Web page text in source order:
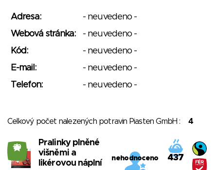
Adresa:
- neuvedeno -
Webová stránka:
- neuvedeno -
Kód:
- neuvedeno -
E-mail:
- neuvedeno -
Telefon:
- neuvedeno -
Celkový počet nalezených potravin Piasten GmbH :4
23
Pralinky plněné
višněmi a
likérovou náplní
nehodnoceno 437